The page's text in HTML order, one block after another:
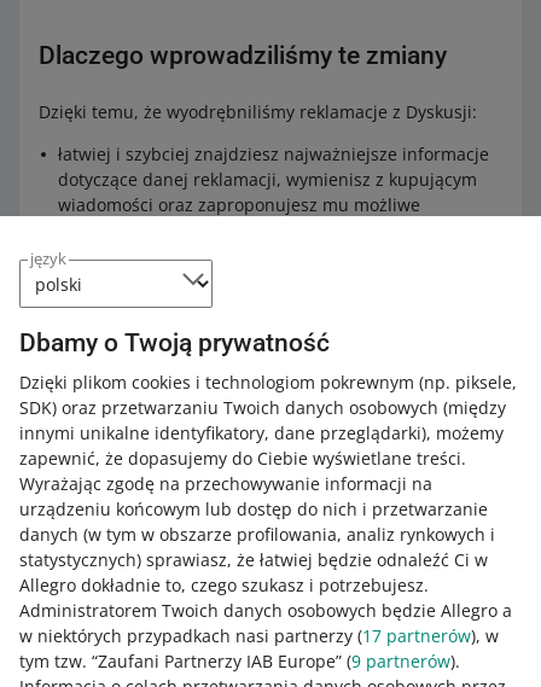
język
Dbamy o Twoją prywatność
Dzięki plikom cookies i technologiom pokrewnym (np. piksele,
SDK) oraz przetwarzaniu Twoich danych osobowych (między
innymi unikalne identyfikatory, dane przeglądarki), możemy
zapewnić, że dopasujemy do Ciebie wyświetlane treści.
Wyrażając zgodę na przechowywanie informacji na
urządzeniu końcowym lub dostęp do nich i przetwarzanie
danych (w tym w obszarze profilowania, analiz rynkowych i
statystycznych) sprawiasz, że łatwiej będzie odnaleźć Ci w
Allegro dokładnie to, czego szukasz i potrzebujesz.
Administratorem Twoich danych osobowych będzie Allegro a
w niektórych przypadkach nasi partnerzy (17 partnerów), w
tym tzw. “Zaufani Partnerzy IAB Europe” (9 partnerów).
Dlaczego wprowadziliśmy te zmiany
Dzięki temu, że wyodrębniliśmy reklamacje z Dyskusji:
łatwiej i szybciej znajdziesz najważniejsze informacje
dotyczące danej reklamacji, wymienisz z kupującym
wiadomości oraz zaproponujesz mu możliwe
wesprzemy Cię w obsłudze reklamacji i na czacie
reklamacyjnym podpowiemy Ci, co jeszcze musisz
zrobić w związku z daną reklamacją – na przykład w
jaki sposób kupujący ma odesłać reklamowany
nie musisz udzielać pierwszej odpowiedzi na
wiadomość kupującego w ciągu 24 godzin
nie będziemy uwzględniać reklamacji w Twoich
statystykach w jakości sprzedaży
Jak oceniasz te zmiany/nowości?
0 - Porażka
10 - Rewelacja
0 1 2 3 4 5 6